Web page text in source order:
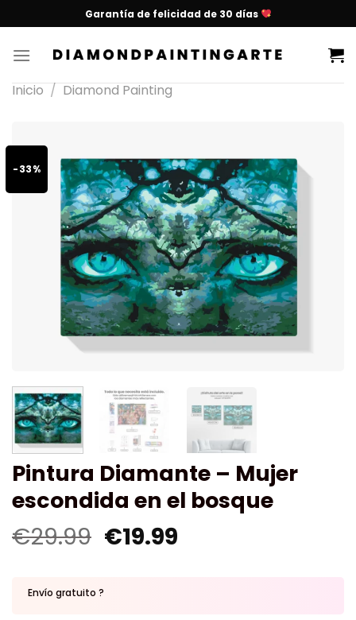
Garantía de felicidad de 30 días
Inicio / Diamond Painting
-33%
Pintura Diamante – Mujer
escondida en el bosque
€29.99 €19.99
Envío gratuito ?